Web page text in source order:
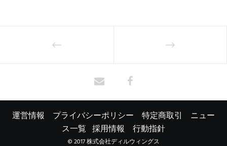
運営情報 プライバシーポリシー 特定商取引
ニュー
ス一覧 採用情報 行動指針
© 2017 株式会社ディルウィングス